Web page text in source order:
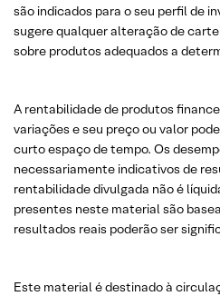
são indicados para o seu perfil de
sugere qualquer alteração de
sobre produtos adequados a
A rentabilidade de produtos
variações e seu preço ou valor
curto espaço de tempo. Os
necessariamente indicativos de
rentabilidade divulgada não é
presentes neste material são
resultados reais poderão ser
Este material é destinado à